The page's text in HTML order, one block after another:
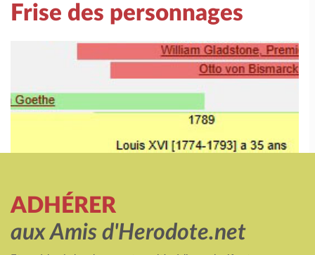
Frise des personnages
ADHÉRER
aux Amis d'Herodote.net